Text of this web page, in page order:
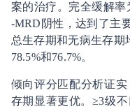
案的治疗。完全缓解率
-MRD阴性，达到了主
总生存期和无病生存期
78.5%和76.7%。
倾向评分匹配分析证
存期显著更优。≥3级